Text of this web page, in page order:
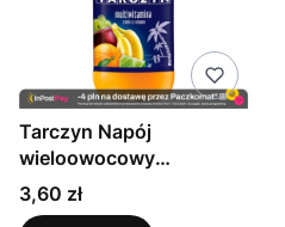
Tarczyn Napój
wieloowocowy
multiwitamina 300 ml
Cena
3,60 zł